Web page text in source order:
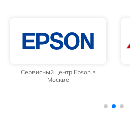
Сервисный центр Epson в
Москве